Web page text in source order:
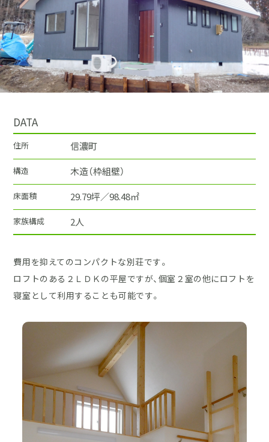
DATA
住所 信濃町
構造 木造（枠組壁）
床面積 29.79坪／98.48㎡
家族構成 2人
費用を抑えてのコンパクトな別荘です。
ロフトのある２ＬＤＫの平屋ですが、個室２室の他にロフトを
寝室として利用することも可能です。